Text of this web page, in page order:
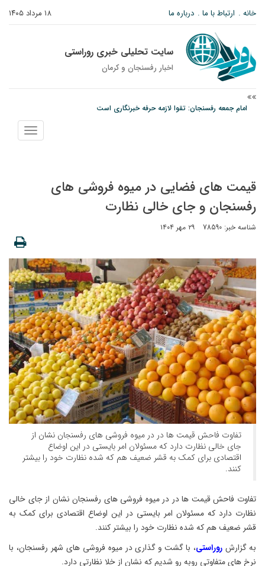
۱۸ مرداد ۱۴۰۵ خانه ارتباط با ما درباره ما
سایت تحلیلی خبری روراستی
اخبار رفسنجان و كرمان
امام جمعه رفسنجان: تقوا لازمه حرفه خبرنگاری است
پیش‌بینی هواشناسی برای استان کرمان؛ از وزش باد و گردوخاک تا رگبار و رعدوبرق
نمایش
منو
قیمت های فضایی در میوه فروشی های
رفسنجان و جای خالی نظارت
شناسه خبر: 78590 ۲۹ مهر ۱۴۰۴
تفاوت فاحش قیمت ها در در میوه فروشی های رفسنجان نشان از
جای خالی نظارت دارد که مسئولان امر بایستی در این اوضاع
اقتصادی برای کمک به قشر ضعیف هم که شده نظارت خود را بیشتر
کنند.
تفاوت فاحش قیمت ها در در میوه فروشی های رفسنجان نشان از جای خالی
نظارت دارد که مسئولان امر بایستی در این اوضاع اقتصادی برای کمک به
قشر ضعیف هم که شده نظارت خود را بیشتر کنند.
به گزارش روراستی، با گشت و گذاری در میوه فروشی های شهر رفسنجان، با
نرخ های متفاوتی روبه رو شدیم که نشان از خلا نظارتی دارد.